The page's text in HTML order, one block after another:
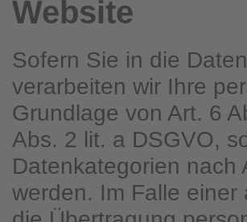
Website
Sofern Sie in die
verarbeiten wir Ihre
Grundlage von Art. 6
Abs. 2 lit. a DSGVO,
Datenkategorien nach
werden. Im Falle